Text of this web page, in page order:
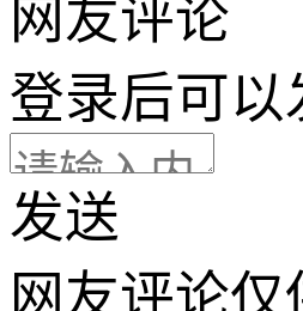
网友评论
登录后可以
发送
网友评论